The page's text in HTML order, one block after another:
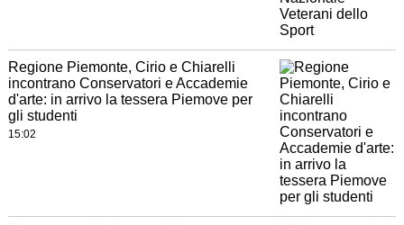
Regione Piemonte, Cirio e Chiarelli
incontrano Conservatori e Accademie
d'arte: in arrivo la tessera Piemove per
gli studenti
15:02